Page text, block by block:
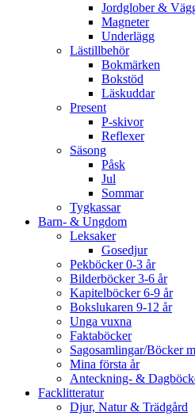
Jordglober &
Magneter
Underlägg
Lästillbehör
Bokmärken
Bokstöd
Läskuddar
Present
P-skivor
Reflexer
Säsong
Påsk
Jul
Sommar
Tygkassar
Barn- & Ungdom
Leksaker
Gosedjur
Pekböcker 0-3 år
Bilderböcker 3-6 år
Kapitelböcker 6-9 år
Bokslukaren 9-12 år
Unga vuxna
Faktaböcker
Sagosamlingar/Böcker
Mina första år
Anteckning- &
Facklitteratur
Djur, Natur & Trädgård